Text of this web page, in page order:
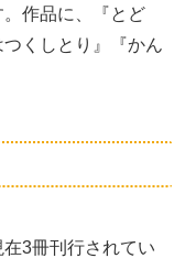
作品に、『とど
くしとり』『かん
在3冊刊行されてい